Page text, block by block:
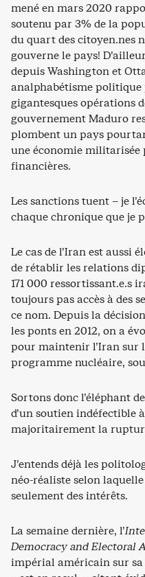
mené en mars 2020
soutenu par 3% de la
du quart des citoyen.nes
gouverne le pays!
depuis Washington et
analphabétisme politique
gigantesques opérations
gouvernement Maduro
plombent un pays
une économie militarisée
financières.
Les sanctions tuent – je
chaque chronique que je
Le cas de l’Iran est aussi
de rétablir les relations
171 000 ressortissant.e.s
toujours pas accès à des
ce nom. Depuis la
les ponts en 2012, on a
pour maintenir l’Iran sur
programme nucléaire,
Sortons donc l’éléphant
d’un soutien indéfectible
majoritairement la
J’entends déjà les
néo-réaliste selon laquelle
seulement des intérêts.
La semaine dernière, l’
Democracy and Electoral
impérial américain sur